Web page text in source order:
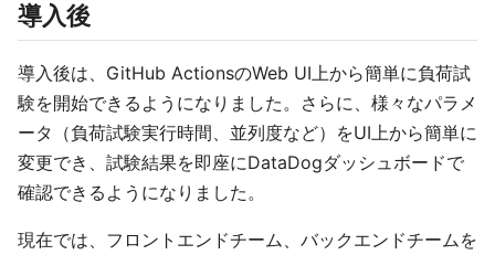
導入後
導入後は、GitHub ActionsのWeb UI上から簡単に負荷試
験を開始できるようになりました。さらに、様々なパラメ
ータ（負荷試験実行時間、並列度など）をUI上から簡単に
変更でき、試験結果を即座にDataDogダッシュボードで
確認できるようになりました。
現在では、フロントエンドチーム、バックエンドチームを